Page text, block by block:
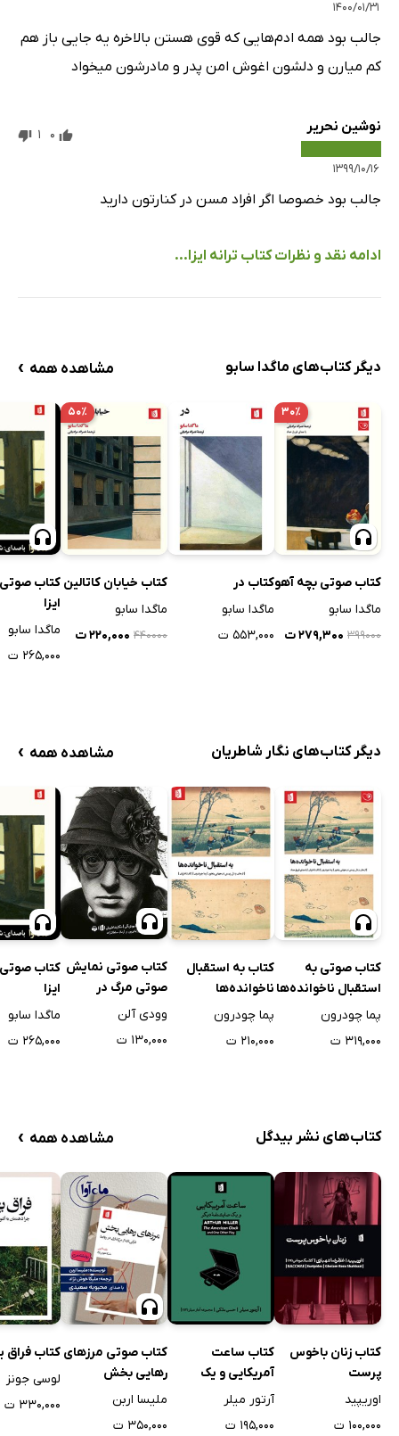
۱۴۰۰/۰۱/۳۱
جالب بود همه ادم‌هایی که قوی هستن بالاخره یه جایی باز هم
کم میارن و دلشون اغوش امن پدر و مادرشون میخواد
نوشین نحریر
۱۳۹۹/۱۰/۱۶
0
1
جالب بود خصوصا اگر افراد مسن در کنارتون دارید
ادامه نقد و نظرات کتاب ترانه ایزا...
دیگر کتاب‌های ماگدا سابو مشاهده همه ›
۳۰٪
کتاب صوتی بچه آهو
ماگدا سابو
۳۹۹۰۰۰ ۲۷۹,۳۰۰ ت
کتاب در
ماگدا سابو
۵۵۳,۰۰۰ ت
۵۰٪
کتاب خیابان کاتالین
ماگدا سابو
۴۴۰۰۰۰ ۲۲۰,۰۰۰ ت
کتاب صوتی
ایزا
ماگدا سابو
۲۶۵,۰۰۰ ت
دیگر کتاب‌های نگار شاطریان مشاهده همه ›
کتاب صوتی به
استقبال ناخوانده‌ها
پما چودرون
۳۱۹,۰۰۰ ت
کتاب به استقبال
ناخوانده‌ها
پما چودرون
۲۱۰,۰۰۰ ت
کتاب صوتی نمایش
صوتی مرگ در
می‌زند
وودی آلن
۱۳۰,۰۰۰ ت
کتاب صوتی
ایزا
ماگدا سابو
۲۶۵,۰۰۰ ت
کتاب‌های نشر بیدگل مشاهده همه ›
کتاب زنان باخوس
پرست
اوریپید
۱۰۰,۰۰۰ ت
کتاب ساعت
آمریکایی و یک
نمایشنامه دیگر
آرتور میلر
۱۹۵,۰۰۰ ت
کتاب صوتی مرزهای
رهایی بخش
ملیسا اربن
۳۵۰,۰۰۰ ت
کتاب
لوسی جونز
۳۳۰,۰۰۰ ت